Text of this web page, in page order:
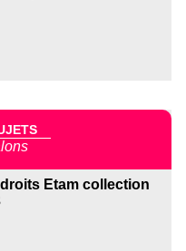
Etam collection